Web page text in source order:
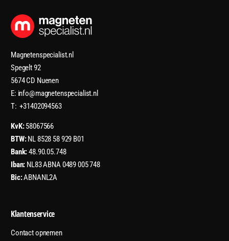
Magnetenspecialist.nl
Spegelt 92
5674 CD Nuenen
E: info@magnetenspecialist.nl
T: +31402094563
KvK:58067566
BTW:NL 8528 58 929 B01
Bank:48.90.05.748
Iban: NL83 ABNA 0489 005 748
Bic:ABNANL2A
Klantenservice
Contact opnemen